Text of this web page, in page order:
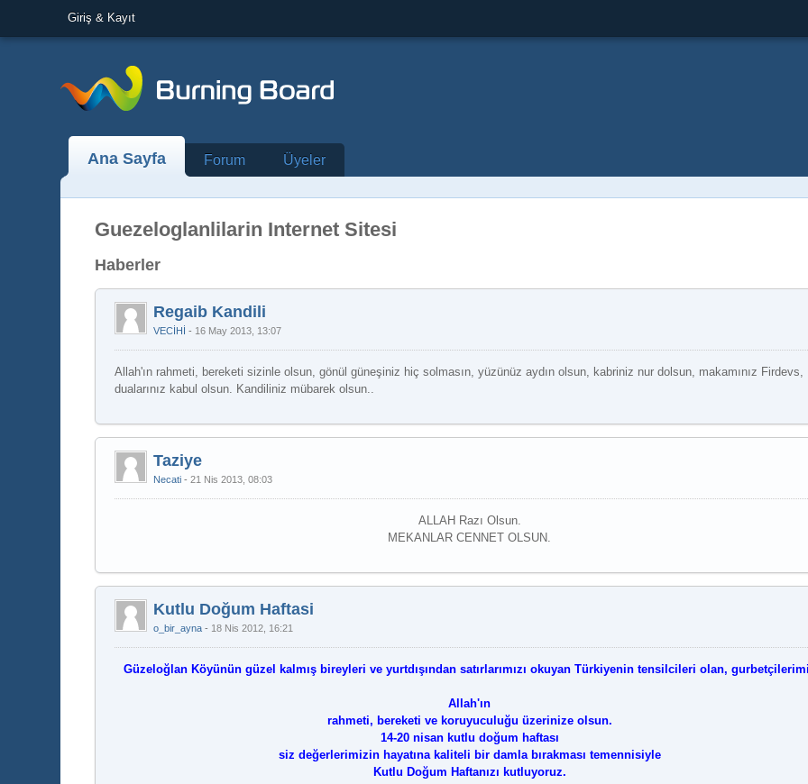
Giriş & Kayıt
Ana Sayfa Forum Üyeler
Guezeloglanlilarin Internet Sitesi
Haberler
Regaib Kandili
VECİHİ 16 May 2013, 13:07
Allah'ın rahmeti, bereketi sizinle olsun, gönül güneşiniz hiç solmasın, yüzünüz aydın olsun, kabriniz nur dolsun, makamınız Firdevs,
dualarınız kabul olsun. Kandiliniz mübarek olsun..
Taziye
Necati 21 Nis 2013, 08:03
ALLAH Razı Olsun.
MEKANLAR CENNET OLSUN.
Kutlu Doğum Haftasi
o_bir_ayna 18 Nis 2012, 16:21
Güzeloğlan Köyünün güzel kalmış bireyleri ve yurtdışından satırlarımızı okuyan Türkiyenin tensilcileri olan,
Allah'ın
rahmeti, bereketi ve koruyuculuğu üzerinize olsun.
14-20 nisan kutlu doğum haftası
siz değerlerimizin hayatına kaliteli bir damla bırakması temennisiyle
Kutlu Doğum Haftanızı kutluyoruz.